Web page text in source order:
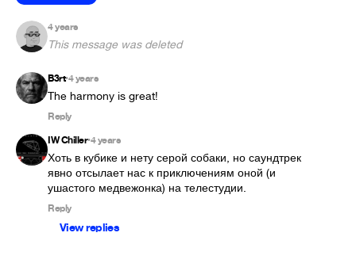
4 years
This message was deleted
B3rt•4 years
The harmony is great!
Reply
IW Chiller•4 years
Хоть в кубике и нету серой собаки, но саундтрек
явно отсылает нас к приключениям оной (и
ушастого медвежонка) на телестудии.
Reply
View replies